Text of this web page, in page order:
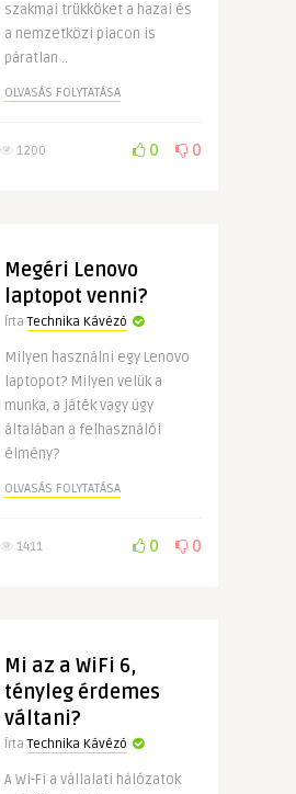
szakmai trükköket a hazai és
a nemzetközi piacon is
páratlan ..
OLVASÁS FOLYTATÁSA
1200 0 0
Megéri Lenovo
laptopot venni?
ÍrtaTechnika Kávézó
Milyen használni egy Lenovo
laptopot? Milyen velük a
munka, a játék vagy úgy
általában a felhasználói
élmény?
OLVASÁS FOLYTATÁSA
1411 0 0
Mi az a WiFi 6,
tényleg érdemes
váltani?
ÍrtaTechnika Kávézó
A Wi-Fi a vállalati hálózatok